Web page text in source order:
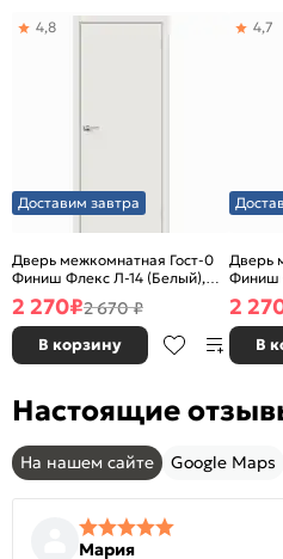
Доставим завтра
Дверь межкомнатная Гост-0
Финиш Флекс Л-14 (Белый),
глухая, каркасно-щитовая
4,8
2 270₽2 670 ₽
В корзину
Дверь
Финиш
4,7
2
В
Настоящие
На нашем сайте Google Maps
Мария